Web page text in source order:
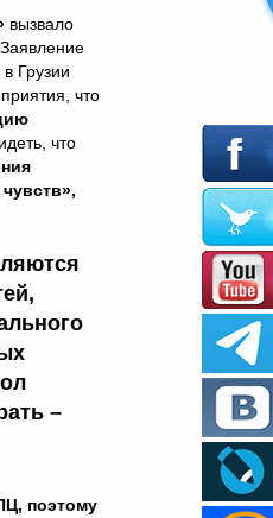
вызвало
Грузии
что
что
–
поэтому